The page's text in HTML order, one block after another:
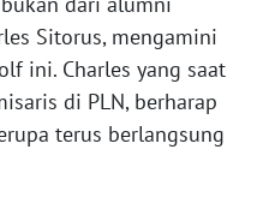
Sitorus, mengamini
ini. Charles yang saat
di PLN, berharap
terus berlangsung